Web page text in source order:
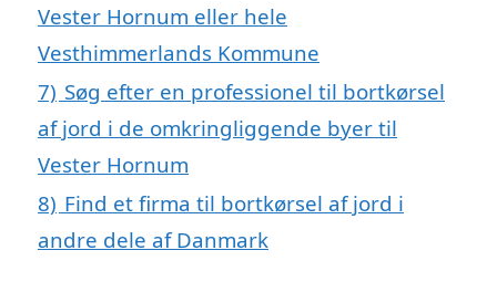
Vester Hornum eller hele
Vesthimmerlands Kommune
7) Søg efter en professionel til bortkørsel
af jord i de omkringliggende byer til
Vester Hornum
8) Find et firma til bortkørsel af jord i
andre dele af Danmark